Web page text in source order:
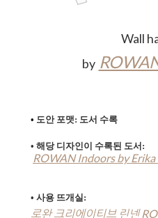
Wall
by
• 도안 포맷: 도서 수록
• 해당 디자인이 수록된 도서:
ROWAN Indoors by
• 사용 뜨개실:
로완 크리에이티브 린넨